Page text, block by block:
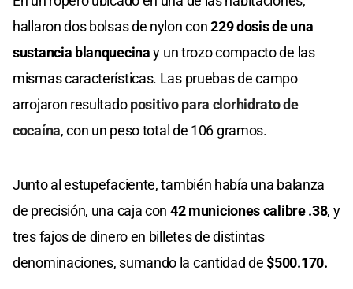
hallaron dos bolsas de nylon con229 dosis de una
sustancia blanquecinay un trozo compacto de las
mismas características. Las pruebas de campo
arrojaron resultadopositivo para clorhidrato de
cocaína, con un peso total de 106 gramos.
Junto al estupefaciente, también había una balanza
de precisión, una caja con 42 municiones calibre .38, y
tres fajos de dinero en billetes de distintas
denominaciones, sumando la cantidad de$500.170.